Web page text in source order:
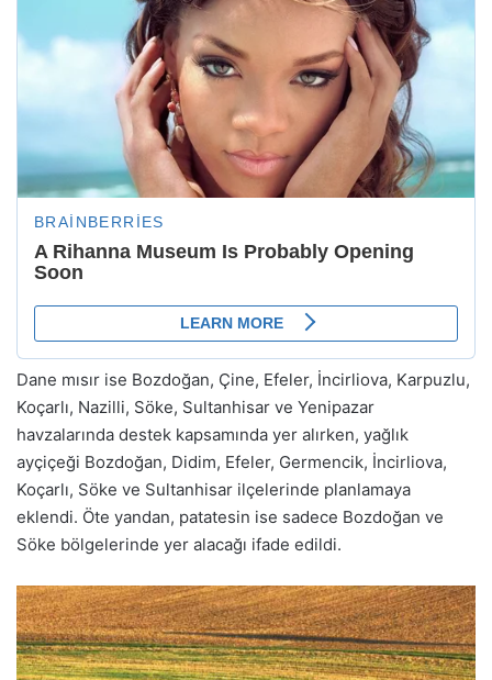
Dane mısır ise Bozdoğan, Çine, Efeler, İncirliova, Karpuzlu,
Koçarlı, Nazilli, Söke, Sultanhisar ve Yenipazar
havzalarında destek kapsamında yer alırken, yağlık
ayçiçeği Bozdoğan, Didim, Efeler, Germencik, İncirliova,
Koçarlı, Söke ve Sultanhisar ilçelerinde planlamaya
eklendi. Öte yandan, patatesin ise sadece Bozdoğan ve
Söke bölgelerinde yer alacağı ifade edildi.